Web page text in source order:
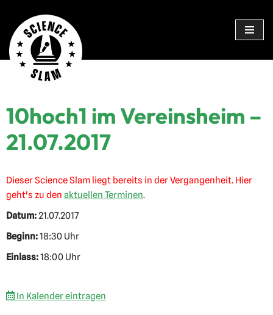
Zum
Inhalt
springen
10hoch1 im Vereinsheim –
21.07.2017
Dieser Science Slam liegt bereits in der Vergangenheit. Hier
geht's zu den aktuellen Terminen.
Datum:21.07.2017
Beginn:18:30 Uhr
Einlass:18:00 Uhr
In Kalender eintragen